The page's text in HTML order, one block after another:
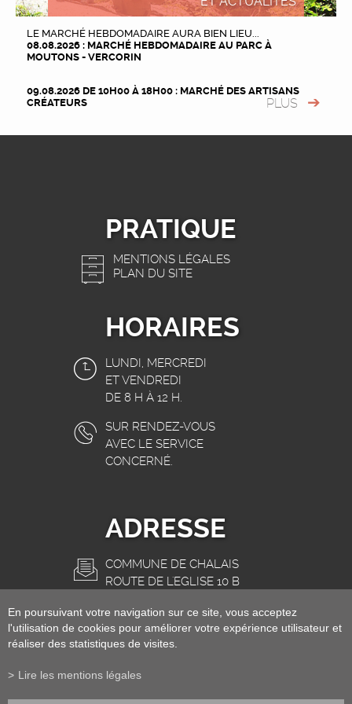
LE MARCHÉ HEBDOMADAIRE AURA BIEN LIEU...
08.08.2026 : MARCHÉ HEBDOMADAIRE AU PARC À
MOUTONS - VERCORIN
09.08.2026 DE 10H00 À 18H00 : MARCHÉ DES ARTISANS
CRÉATEURS
PLUS
PRATIQUE
MENTIONS LÉGALES
PLAN DU SITE
HORAIRES
LUNDI, MERCREDI
ET VENDREDI
DE 8 H À 12 H.
SUR RENDEZ-VOUS
AVEC LE SERVICE
CONCERNÉ.
ADRESSE
COMMUNE DE CHALAIS
ROUTE DE L'EGLISE 10 B
INFO@CHALAIS.CH
En poursuivant votre navigation sur ce site, vous acceptez
l'utilisation de cookies pour améliorer votre expérience utilisateur et
réaliser des statistiques de visites.
Lire les mentions légales